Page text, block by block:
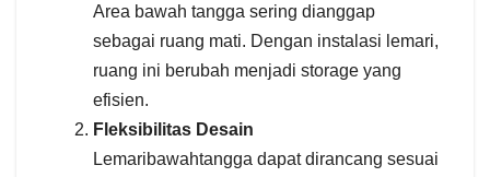
Area bawah tangga sering dianggap
sebagai ruang mati. Dengan instalasi lemari,
ruang ini berubah menjadi storage yang
efisien.
Fleksibilitas Desain
Lemaribawahtangga dapat dirancang sesuai